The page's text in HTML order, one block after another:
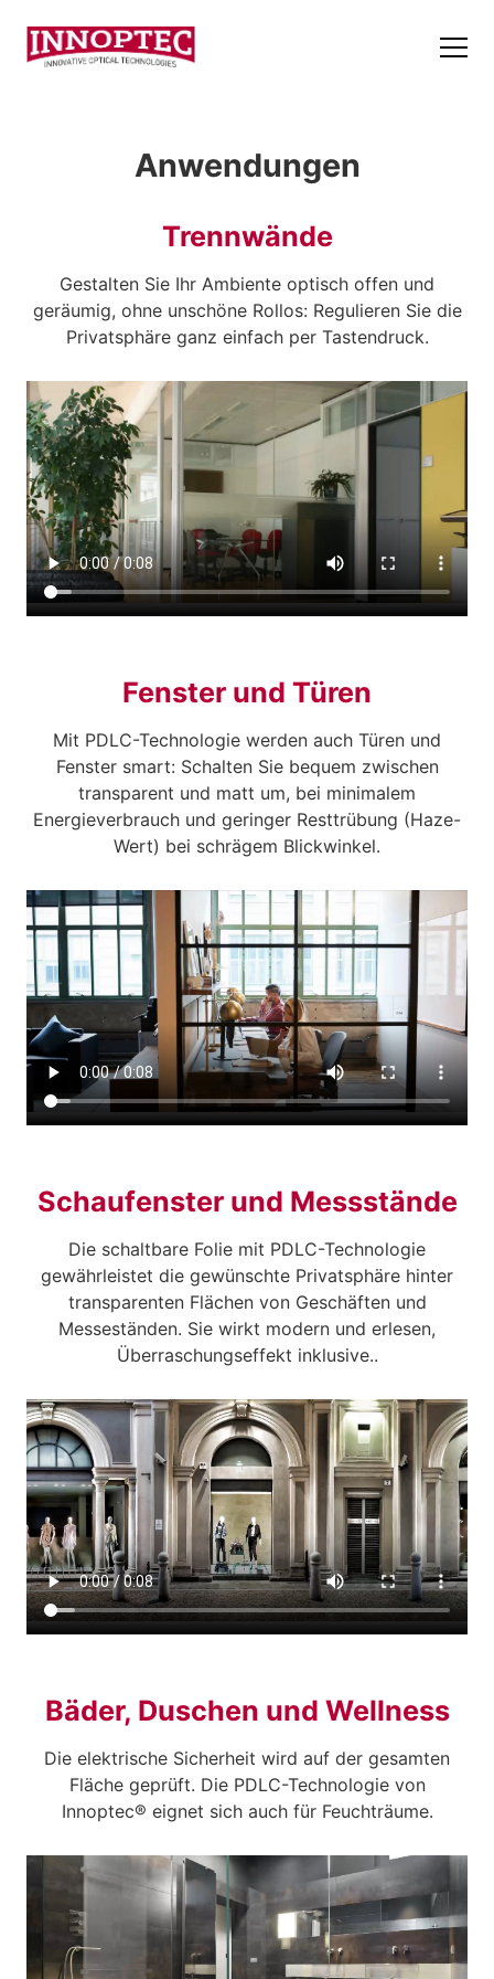
Anwendungen
Trennwände
Gestalten Sie Ihr Ambiente optisch offen und
geräumig, ohne unschöne Rollos: Regulieren Sie die
Privatsphäre ganz einfach per Tastendruck.
Fenster und Türen
Mit PDLC-Technologie werden auch Türen und
Fenster smart: Schalten Sie bequem zwischen
transparent und matt um, bei minimalem
Energieverbrauch und geringer Resttrübung (Haze-
Wert) bei schrägem Blickwinkel.
Schaufenster und Messstände
Die schaltbare Folie mit PDLC-Technologie
gewährleistet die gewünschte Privatsphäre hinter
transparenten Flächen von Geschäften und
Messeständen. Sie wirkt modern und erlesen,
Überraschungseffekt inklusive..
Bäder, Duschen und Wellness
Die elektrische Sicherheit wird auf der gesamten
Fläche geprüft. Die PDLC-Technologie von
Innoptec® eignet sich auch für Feuchträume.